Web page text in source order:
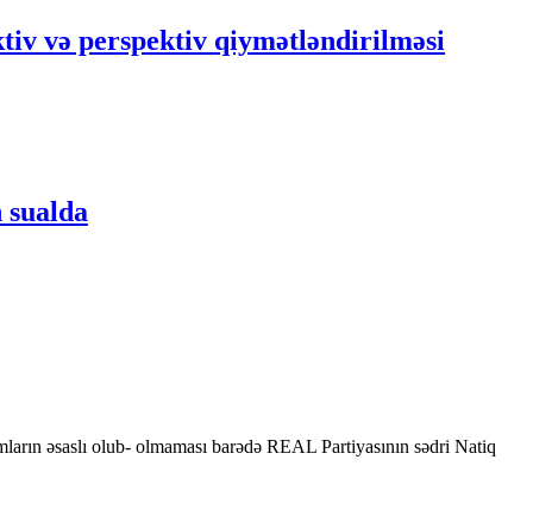
və perspektiv qiymətləndirilməsi
əsaslı olub- olmaması barədə REAL Partiyasının sədri Natiq